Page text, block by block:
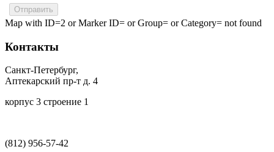
Map with ID=2 or Marker ID= or Group= or Category= not found
Контакты
Санкт-Петербург,
Аптекарский пр-т д. 4
корпус 3 строение 1
(812) 956-57-42